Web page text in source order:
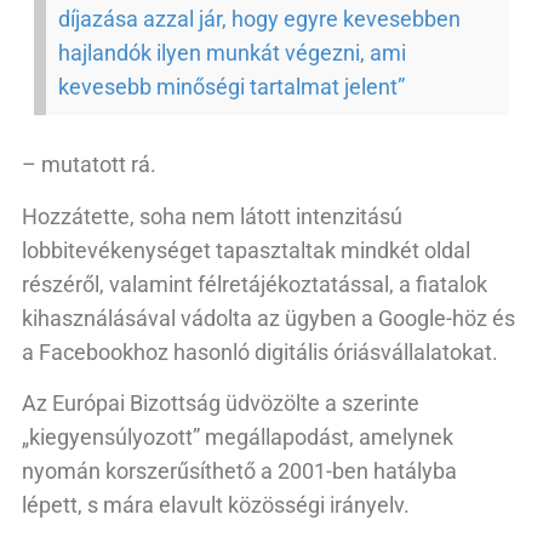
díjazása azzal jár, hogy egyre kevesebben
hajlandók ilyen munkát végezni, ami
kevesebb minőségi tartalmat jelent”
– mutatott rá.
Hozzátette, soha nem látott intenzitású
lobbitevékenységet tapasztaltak mindkét oldal
részéről, valamint félretájékoztatással, a fiatalok
kihasználásával vádolta az ügyben a Google-höz és
a Facebookhoz hasonló digitális óriásvállalatokat.
Az Európai Bizottság üdvözölte a szerinte
„kiegyensúlyozott” megállapodást, amelynek
nyomán korszerűsíthető a 2001-ben hatályba
lépett, s mára elavult közösségi irányelv.